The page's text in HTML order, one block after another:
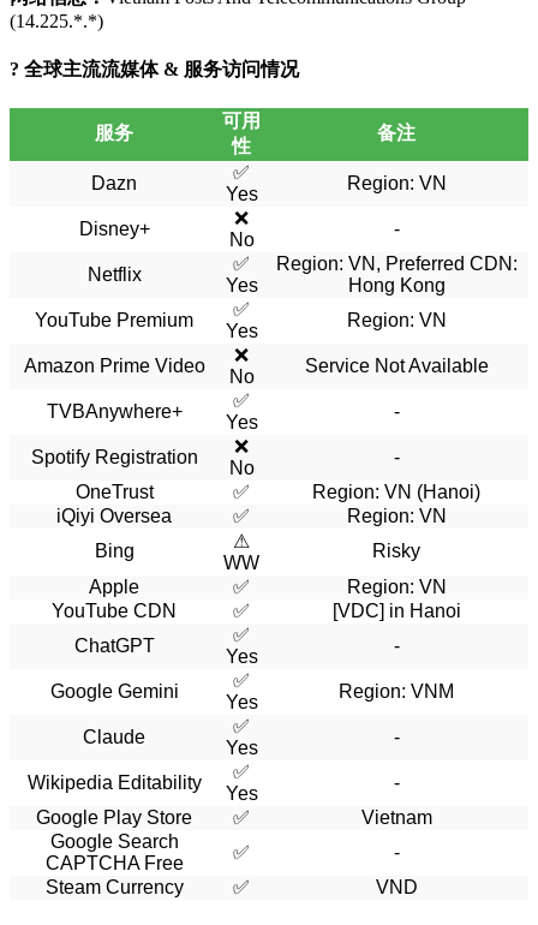
(14.225.*.*)
? 全球主流流媒体 & 服务访问情况
服务
可用
性
备注
Dazn
✅
Yes
Region: VN
Disney+
❌
No
-
Netflix
✅
Yes
Region: VN, Preferred CDN:
Hong Kong
YouTube Premium
✅
Yes
Region: VN
Amazon Prime Video
❌
No
Service Not Available
TVBAnywhere+
✅
Yes
-
Spotify Registration
❌
No
-
OneTrust
✅
Region: VN (Hanoi)
iQiyi Oversea
✅
Region: VN
Bing
⚠
WW
Risky
Apple
✅
Region: VN
YouTube CDN
✅
[VDC] in Hanoi
ChatGPT
✅
Yes
-
Google Gemini
✅
Yes
Region: VNM
Claude
✅
Yes
-
Wikipedia Editability
✅
Yes
-
Google Play Store
✅
Vietnam
Google Search
CAPTCHA Free
✅
-
Steam Currency
✅ VND